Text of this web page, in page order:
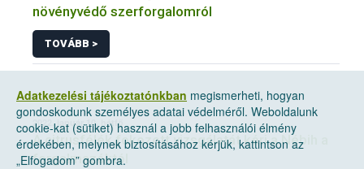
növényvédő szerforgalomról
TOVÁBB >
2022. január 10, hétfő
A citrusfélék fokozott vizsgálatát kéri a Nébih a
forgalmazóktól
Adatkezelési tájékoztatónkban megismerheti, hogyan
gondoskodunk személyes adatai védelméről. Weboldalunk
cookie-kat (sütiket) használ a jobb felhasználói élmény
érdekében, melynek biztosításához kérjük, kattintson az
„Elfogadom” gombra.